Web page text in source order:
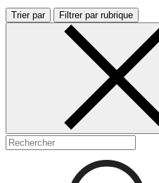
Trier par Filtrer par rubrique